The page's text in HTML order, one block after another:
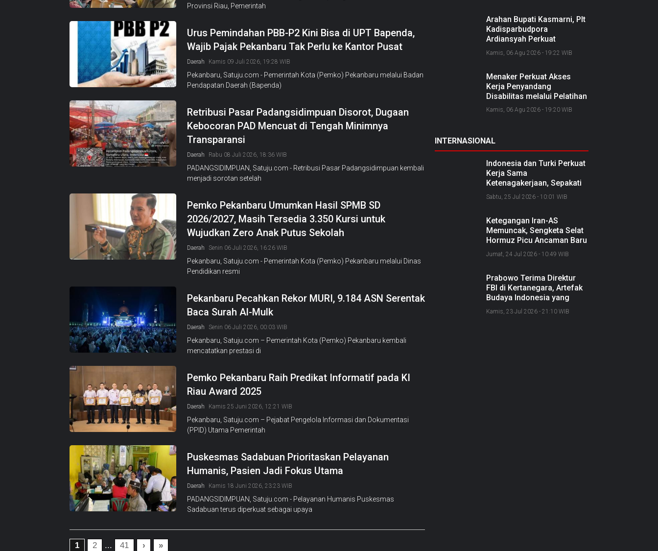
Provinsi Riau, Pemerintah
Urus Pemindahan PBB-P2 Kini Bisa di UPT Bapenda,
Wajib Pajak Pekanbaru Tak Perlu ke Kantor Pusat
Daerah Kamis 09 Juli 2026, 19:28 WIB
Pekanbaru, Satuju.com - Pemerintah Kota (Pemko) Pekanbaru melalui Badan
Pendapatan Daerah (Bapenda)
Retribusi Pasar Padangsidimpuan Disorot, Dugaan
Kebocoran PAD Mencuat di Tengah Minimnya
Transparansi
Daerah Rabu 08 Juli 2026, 18:36 WIB
PADANGSIDIMPUAN, Satuju.com - Retribusi Pasar Padangsidimpuan kembali
menjadi sorotan setelah
Pemko Pekanbaru Umumkan Hasil SPMB SD
2026/2027, Masih Tersedia 3.350 Kursi untuk
Wujudkan Zero Anak Putus Sekolah
Daerah Senin 06 Juli 2026, 16:26 WIB
Pekanbaru, Satuju.com - Pemerintah Kota (Pemko) Pekanbaru melalui Dinas
Pendidikan resmi
Pekanbaru Pecahkan Rekor MURI, 9.184 ASN Serentak
Baca Surah Al-Mulk
Daerah Senin 06 Juli 2026, 00:03 WIB
Pekanbaru, Satuju.com – Pemerintah Kota (Pemko) Pekanbaru kembali
mencatatkan prestasi di
Pemko Pekanbaru Raih Predikat Informatif pada KI
Riau Award 2025
Daerah Kamis 25 Juni 2026, 12:21 WIB
Pekanbaru, Satuju.com – Pejabat Pengelola Informasi dan Dokumentasi
(PPID) Utama Pemerintah
Puskesmas Sadabuan Prioritaskan Pelayanan
Humanis, Pasien Jadi Fokus Utama
Daerah Kamis 18 Juni 2026, 23:23 WIB
PADANGSIDIMPUAN, Satuju.com - Pelayanan Humanis Puskesmas
Sadabuan terus diperkuat sebagai upaya
1 2 ... 41 › »
Arahan Bupati Kasmarni, Plt
Kadisparbudpora
Ardiansyah Perkuat
Kolaborasi Nasional
Sukseskan Ekraforia 2026
sebagai Kabupaten Kreatif
Kamis, 06 Agu 2026 - 19:22 WIB
Menaker Perkuat Akses
Kerja Penyandang
Disabilitas melalui Pelatihan
dan Kemitraan Industri
Kamis, 06 Agu 2026 - 19:20 WIB
INTERNASIONAL
Indonesia dan Turki Perkuat
Kerja Sama
Ketenagakerjaan, Sepakati
Joint Action Plan 2026–
2027
Sabtu, 25 Jul 2026 - 10:01 WIB
Ketegangan Iran-AS
Memuncak, Sengketa Selat
Hormuz Picu Ancaman Baru
soal Jalur Minyak Dunia
Jumat, 24 Jul 2026 - 10:49 WIB
Prabowo Terima Direktur
FBI di Kertanegara, Artefak
Budaya Indonesia yang
Diselundupkan Dipulangkan
Kamis, 23 Jul 2026 - 21:10 WIB